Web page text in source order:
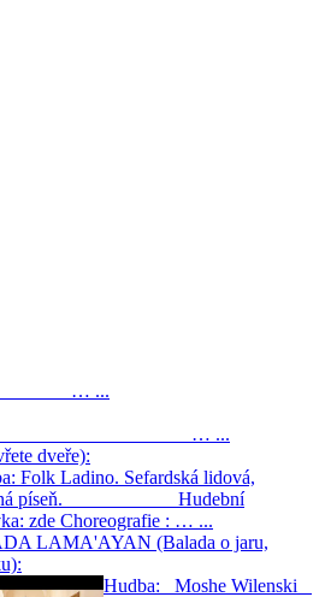
… ...
Medina … ...
dveře):
Folk Ladino. Sefardská lidová,
píseň. Hudební
zde Choreografie : … ...
LAMA'AYAN (Balada o jaru,
Hudba: Moshe Wilenski